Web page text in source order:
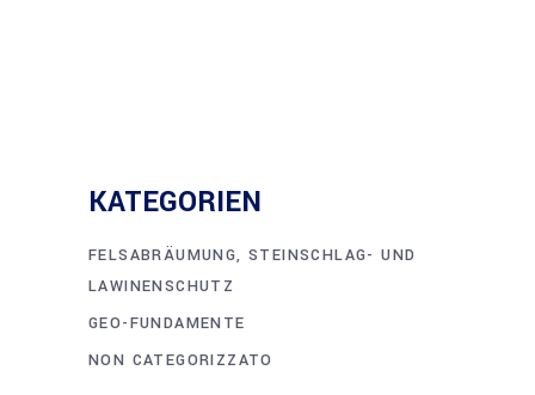
KATEGORIEN
FELSABRÄUMUNG, STEINSCHLAG- UND
LAWINENSCHUTZ
GEO-FUNDAMENTE
NON CATEGORIZZATO